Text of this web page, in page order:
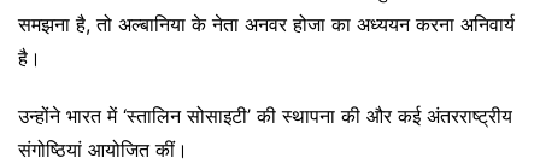
समझना है, तो अल्बानिया के नेता अनवर होजा का अध्ययन करना अनिवार्य
है।
उन्होंने भारत में ‘स्तालिन सोसाइटी’ की स्थापना की और कई अंतरराष्ट्रीय
संगोष्ठियां आयोजित कीं।